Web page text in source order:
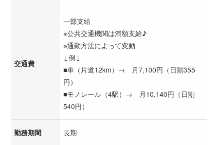
交通費
一部支給
※公共交通機関は満額支給♪
※通勤方法によって変動
↓例↓
■車（片道12km）→ 月7,100円（日割355
円）
■モノレール（4駅）→ 月10,140円（日割
540円）
勤務期間 長期